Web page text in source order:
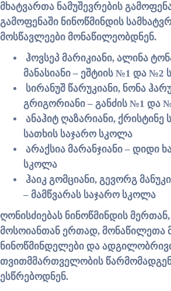
მხატვართა ნამუშევრების
გამოფენაში ნინოწმინდის
მოსწავლეები მონაწილეობდნენ.
ჰოვსეპ მარიკიანი, ალინა
მანასიანი – ეშტიის №1 და №2
სირანუშ წარუკიანი, ნონა
გრიგორიანი – განძის №1 და
ანაჰიტ ღაზარიანი, ქრისტინე
სათხის საჯარო სკოლა
არაქსია მარანჯიანი – დიდი
სკოლა
ჰაიკ გომციანი, გევორგ
– მამწვარას საჯარო სკოლა
ღონისძიებას ნინოწმინდის
მოსოიანთან ერთად, მონაწილეთა
ნინოწმინდელები და
თვითმმართველობის
ესწრებოდნენ.